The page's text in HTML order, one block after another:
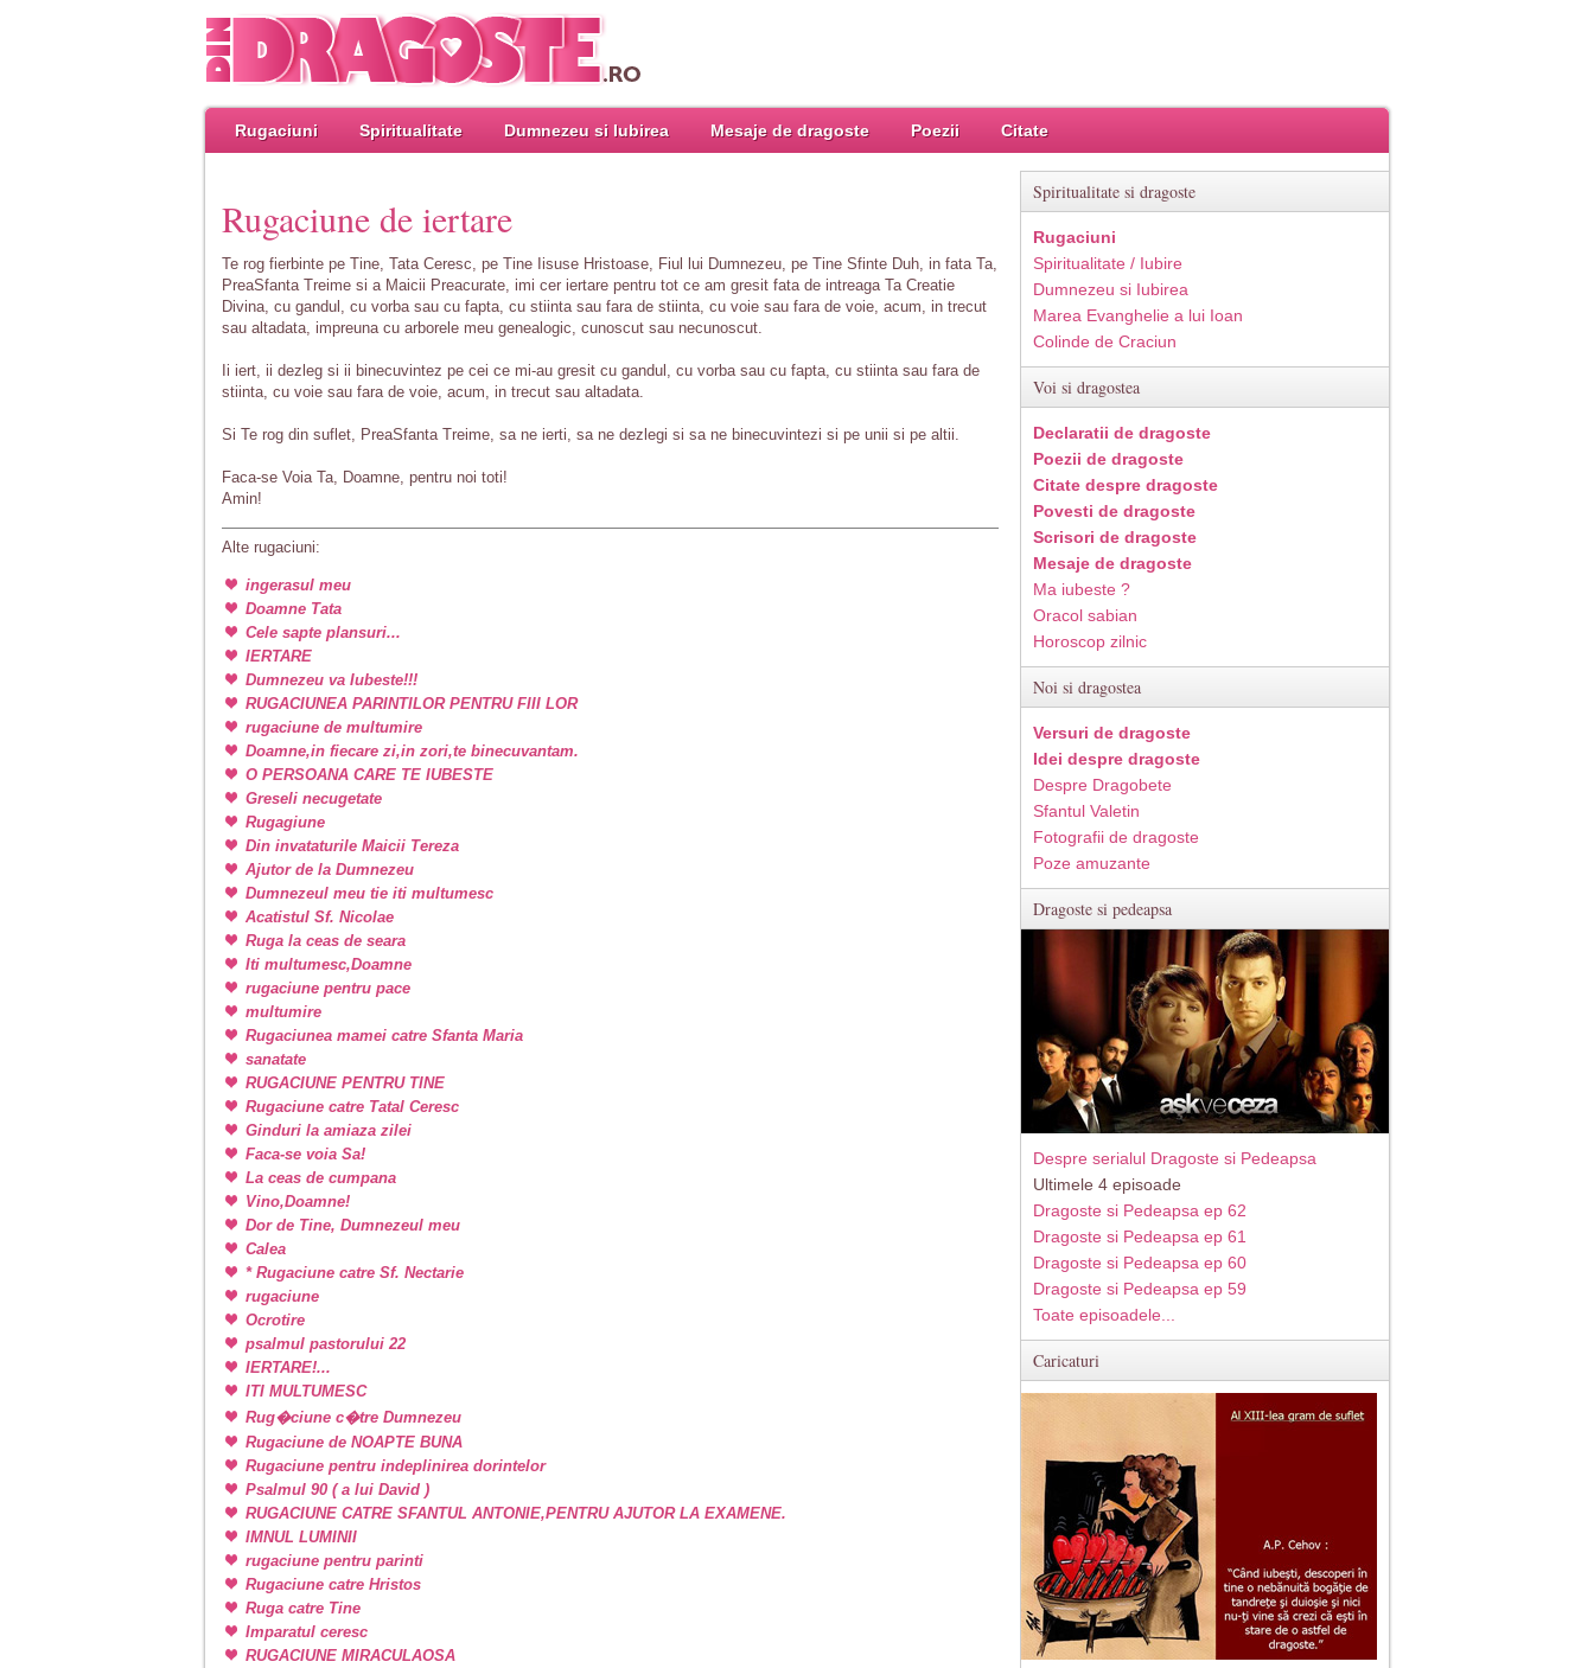
Rugaciuni Spiritualitate Dumnezeu si Iubirea Mesaje de dragoste Poezii Citate
Rugaciune de iertare
Te rog fierbinte pe Tine, Tata Ceresc, pe Tine Iisuse Hristoase, Fiul lui Dumnezeu, pe Tine Sfinte Duh, in fata Ta,
PreaSfanta Treime si a Maicii Preacurate, imi cer iertare pentru tot ce am gresit fata de intreaga Ta Creatie
Divina, cu gandul, cu vorba sau cu fapta, cu stiinta sau fara de stiinta, cu voie sau fara de voie, acum, in trecut
sau altadata, impreuna cu arborele meu genealogic, cunoscut sau necunoscut.
Ii iert, ii dezleg si ii binecuvintez pe cei ce mi-au gresit cu gandul, cu vorba sau cu fapta, cu stiinta sau fara de
stiinta, cu voie sau fara de voie, acum, in trecut sau altadata.
Si Te rog din suflet, PreaSfanta Treime, sa ne ierti, sa ne dezlegi si sa ne binecuvintezi si pe unii si pe altii.
Faca-se Voia Ta, Doamne, pentru noi toti!
Amin!
Alte rugaciuni:
ingerasul meu
Doamne Tata
Cele sapte plansuri...
IERTARE
Dumnezeu va Iubeste!!!
RUGACIUNEA PARINTILOR PENTRU FIII LOR
rugaciune de multumire
Doamne,in fiecare zi,in zori,te binecuvantam.
O PERSOANA CARE TE IUBESTE
Greseli necugetate
Rugagiune
Din invataturile Maicii Tereza
Ajutor de la Dumnezeu
Dumnezeul meu tie iti multumesc
Acatistul Sf. Nicolae
Ruga la ceas de seara
Iti multumesc,Doamne
rugaciune pentru pace
multumire
Rugaciunea mamei catre Sfanta Maria
sanatate
RUGACIUNE PENTRU TINE
Rugaciune catre Tatal Ceresc
Ginduri la amiaza zilei
Faca-se voia Sa!
La ceas de cumpana
Vino,Doamne!
Dor de Tine, Dumnezeul meu
Calea
* Rugaciune catre Sf. Nectarie
rugaciune
Ocrotire
psalmul pastorului 22
IERTARE!...
ITI MULTUMESC
Rug�ciune c�tre Dumnezeu
Rugaciune de NOAPTE BUNA
Rugaciune pentru indeplinirea dorintelor
Psalmul 90 ( a lui David )
RUGACIUNE CATRE SFANTUL ANTONIE,PENTRU AJUTOR LA EXAMENE.
IMNUL LUMINII
rugaciune pentru parinti
Rugaciune catre Hristos
Ruga catre Tine
Imparatul ceresc
RUGACIUNE MIRACULAOSA
Spiritualitate si dragoste
Rugaciuni
Spiritualitate / Iubire
Dumnezeu si Iubirea
Marea Evanghelie a lui Ioan
Colinde de Craciun
Voi si dragostea
Declaratii de dragoste
Poezii de dragoste
Citate despre dragoste
Povesti de dragoste
Scrisori de dragoste
Mesaje de dragoste
Ma iubeste ?
Oracol sabian
Horoscop zilnic
Noi si dragostea
Versuri de dragoste
Idei despre dragoste
Despre Dragobete
Sfantul Valetin
Fotografii de dragoste
Poze amuzante
Dragoste si pedeapsa
Despre serialul Dragoste si Pedeapsa
Ultimele 4 episoade
Dragoste si Pedeapsa ep 62
Dragoste si Pedeapsa ep 61
Dragoste si Pedeapsa ep 60
Dragoste si Pedeapsa ep 59
Toate episoadele...
Caricaturi